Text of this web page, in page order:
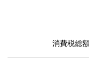
消費税総